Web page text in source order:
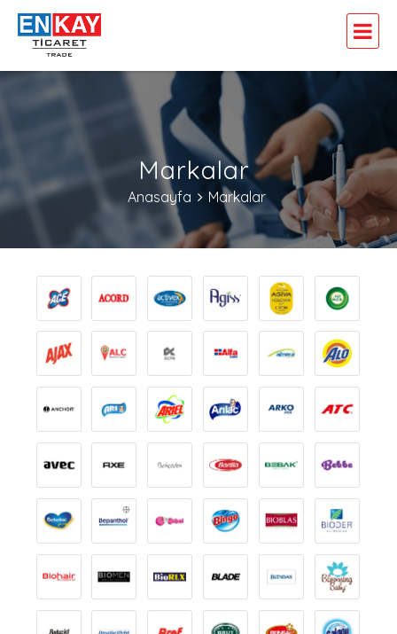
Markalar
Anasayfa Markalar